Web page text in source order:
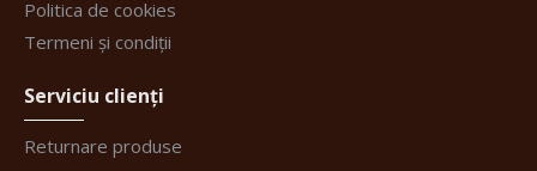
Politica de cookies
Termeni și condiții
Serviciu clienți
Returnare produse